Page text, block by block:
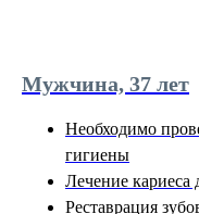
Мужчина, 37 лет
Необходимо
гигиены
Лечение кариеса
Реставрация